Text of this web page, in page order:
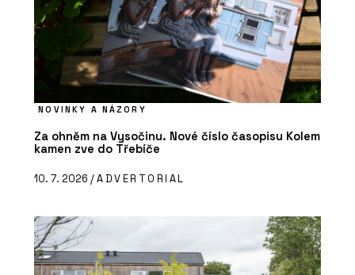
NOVINKY A NÁZORY
Za ohněm na Vysočinu. Nové číslo časopisu Kolem
kamen zve do Třebíče
10. 7. 2026 /ADVERTORIAL